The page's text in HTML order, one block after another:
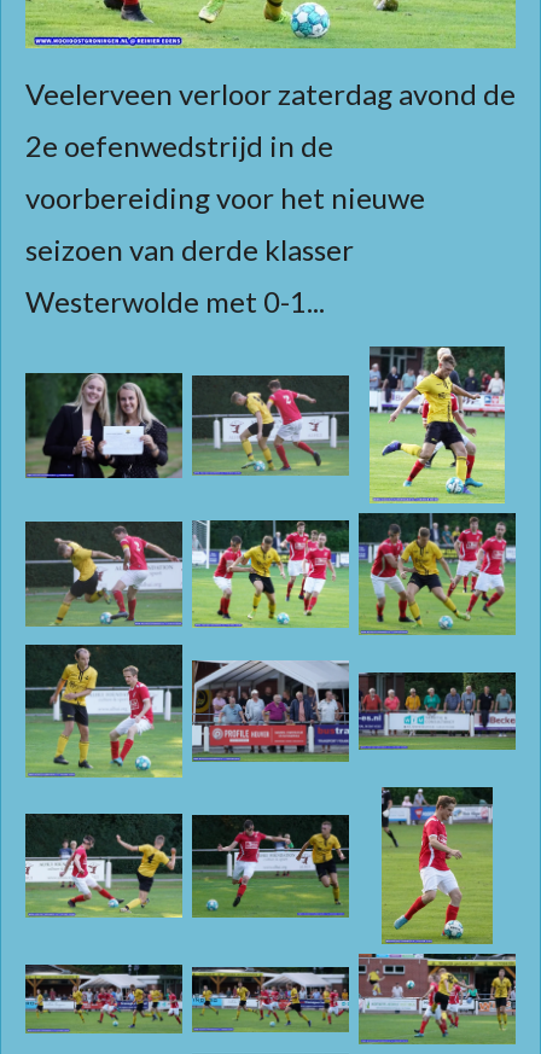
Veelerveen verloor zaterdag avond de
2e oefenwedstrijd in de
voorbereiding voor het nieuwe
seizoen van derde klasser
Westerwolde met 0-1...